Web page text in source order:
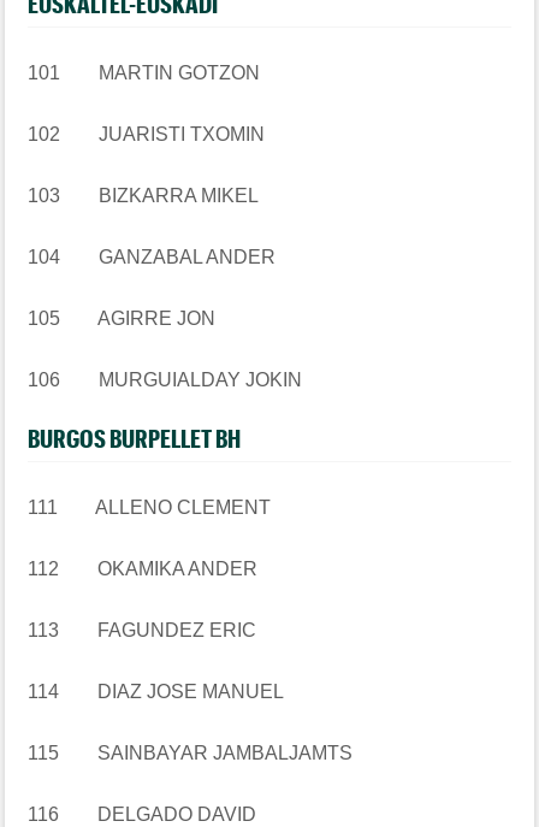
101 MARTIN GOTZON
102 JUARISTI TXOMIN
103 BIZKARRA MIKEL
104 GANZABAL ANDER
105 AGIRRE JON
106 MURGUIALDAY JOKIN
BURGOS BURPELLET BH
111 ALLENO CLEMENT
112 OKAMIKA ANDER
113 FAGUNDEZ ERIC
114 DIAZ JOSE MANUEL
115 SAINBAYAR JAMBALJAMTS
116 DELGADO DAVID